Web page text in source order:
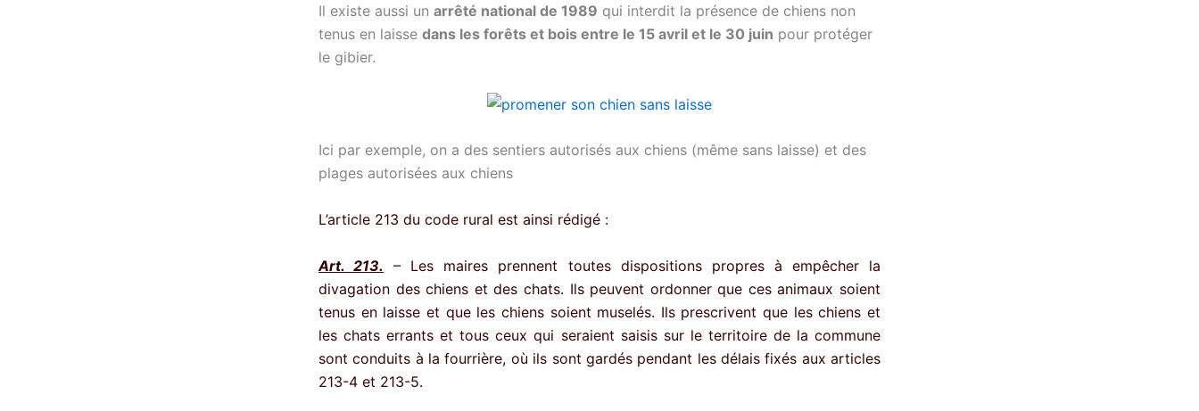
Il existe aussi un arrêté national de 1989 qui interdit la présence de chiens non
tenus en laisse dans les forêts et bois entre le 15 avril et le 30 juin pour protéger
le gibier.
Ici par exemple, on a des sentiers autorisés aux chiens (même sans laisse) et des
plages autorisées aux chiens
L’article 213 du code rural est ainsi rédigé :
Art. 213.
– Les maires prennent toutes dispositions propres à empêcher la
divagation des chiens et des chats. Ils peuvent ordonner que ces animaux soient
tenus en laisse et que les chiens soient muselés. Ils prescrivent que les chiens et
les chats errants et tous ceux qui seraient saisis sur le territoire de la commune
sont conduits à la fourrière, où ils sont gardés pendant les délais fixés aux articles
213-4 et 213-5.